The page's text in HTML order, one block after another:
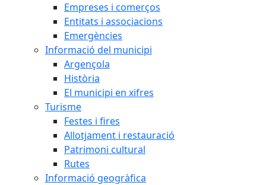
Empreses i comerços
Entitats i associacions
Emergències
Informació del municipi
Argençola
Història
El municipi en xifres
Turisme
Festes i fires
Allotjament i restauració
Patrimoni cultural
Rutes
Informació geogràfica